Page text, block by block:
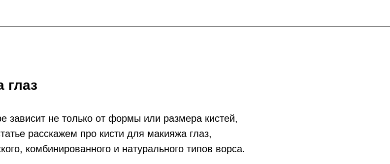
глаз
зависит не только от формы или размера кистей,
расскажем про кисти для макияжа глаз,
комбинированного и натурального типов ворса.